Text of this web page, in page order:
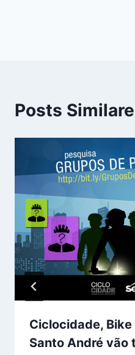
Posts
Ciclocidade, Bike
Santo André